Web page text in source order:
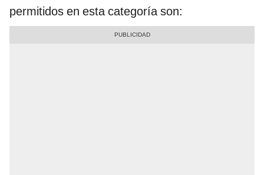
permitidos en esta categoría son: